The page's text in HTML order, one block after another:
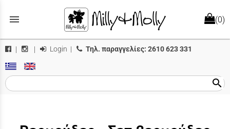
menu (0)
| | Login | Τηλ. παραγγελίες: 2610 623 331
search